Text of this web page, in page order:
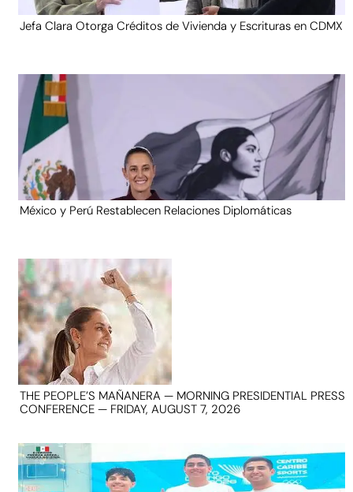
Jefa Clara Otorga Créditos de Vivienda y Escrituras en CDMX
México y Perú Restablecen Relaciones Diplomáticas
THE PEOPLE’S MAÑANERA — MORNING PRESIDENTIAL PRESS
CONFERENCE — FRIDAY, AUGUST 7, 2026